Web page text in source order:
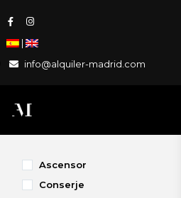
|
info@alquiler-madrid.com
Ascensor
Conserje